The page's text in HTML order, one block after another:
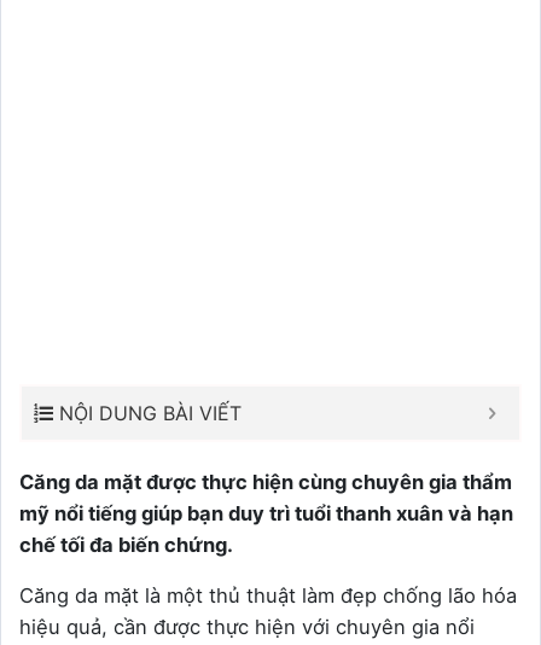
NỘI DUNG BÀI VIẾT
Căng da mặt được thực hiện cùng chuyên gia thẩm
mỹ nổi tiếng giúp bạn duy trì tuổi thanh xuân và hạn
chế tối đa biến chứng.
Căng da mặt là một thủ thuật làm đẹp chống lão hóa
hiệu quả, cần được thực hiện với chuyên gia nổi